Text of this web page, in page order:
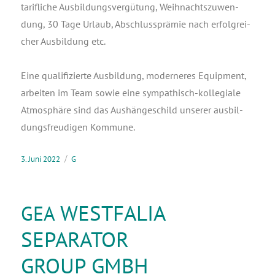
tarif­li­che Aus­bil­dungs­ver­gü­tung, Weih­nachts­zu­wen­
dung, 30 Tage Urlaub, Abschluss­prä­mie nach erfolg­rei­
cher Aus­bil­dung etc.
Eine qua­li­fi­zier­te Aus­bil­dung, moder­ne­res Equip­ment,
arbei­ten im Team sowie eine sym­pa­thisch-kol­le­gia­le
Atmo­sphä­re sind das Aus­hän­ge­schild unse­rer aus­bil­
dungs­freu­di­gen Kommune.
3. Juni 2022 G
GEAWESTFALIA
SEPARATOR
GROUP GMBH